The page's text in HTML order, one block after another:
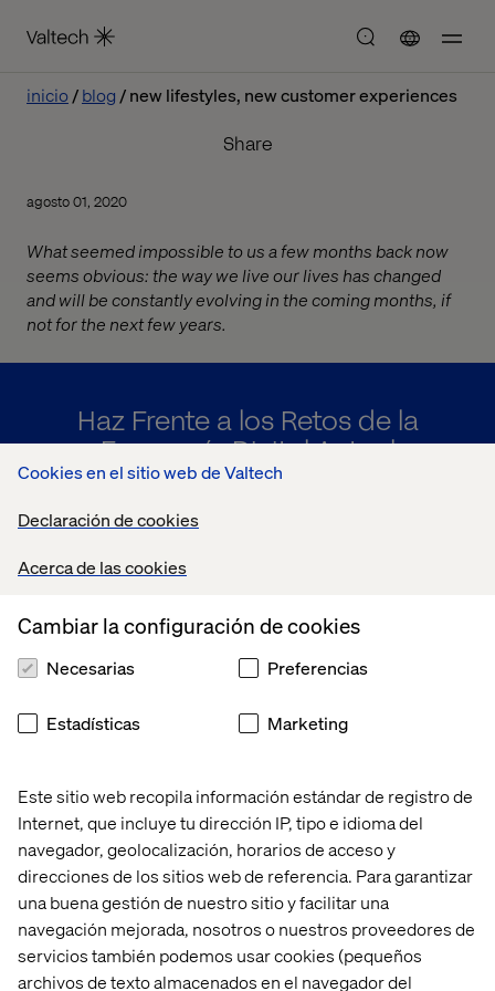
Cookies en el sitio web de Valtech
Declaración de cookies
Acerca de las cookies
Este sitio web recopila información estándar de registro de
Internet, que incluye tu dirección IP, tipo e idioma del
navegador, geolocalización, horarios de acceso y
direcciones de los sitios web de referencia. Para garantizar
una buena gestión de nuestro sitio y facilitar una
navegación mejorada, nosotros o nuestros proveedores de
servicios también podemos usar cookies (pequeños
archivos de texto almacenados en el navegador del
Cambiar la configuración de cookies
Necesarias Preferencias
Estadísticas Marketing
inicio blog new lifestyles, new customer experiences
Share
agosto 01, 2020
What seemed impossible to us a few months back now
seems obvious: the way we live our lives has changed
and will be constantly evolving in the coming months, if
not for the next few years.
Haz Frente a los Retos de la
Economía Digital Actual
Contáctanos
Inicio
Quiénes somos
Oficinas
Trabaja con
nosotros